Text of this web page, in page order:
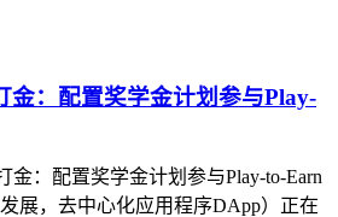
金：配置奖学金计划参与Play-
金：配置奖学金计划参与Play-to-Earn
展，去中心化应用程序DApp）正在